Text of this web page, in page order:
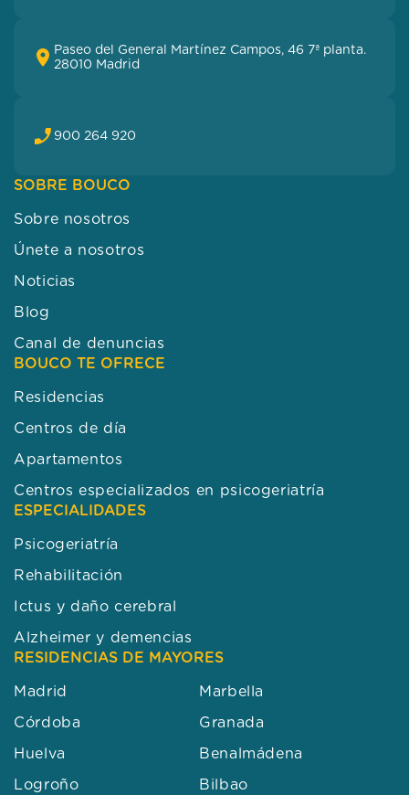
Paseo del General Martínez Campos, 46 7ª planta.
28010 Madrid
900 264 920
SOBRE BOUCO
Sobre nosotros
Únete a nosotros
Noticias
Blog
Canal de denuncias
BOUCO TE OFRECE
Residencias
Centros de día
Apartamentos
Centros especializados en psicogeriatría
ESPECIALIDADES
Psicogeriatría
Rehabilitación
Ictus y daño cerebral
Alzheimer y demencias
RESIDENCIAS DE MAYORES
Madrid Marbella
Córdoba Granada
Huelva Benalmádena
Logroño Bilbao